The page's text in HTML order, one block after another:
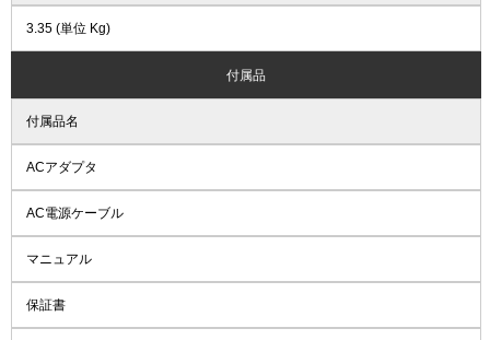
3.35 (単位 Kg)
付属品
付属品名
ACアダプタ
AC電源ケーブル
マニュアル
保証書